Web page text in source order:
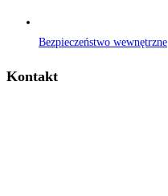
Bezpieczeństwo wewnętrzne
Kontakt